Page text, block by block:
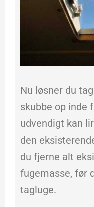
Nu løsner du
skubbe op inde
udvendigt kan
den
du fjerne alt
fugemasse, før
tagluge.